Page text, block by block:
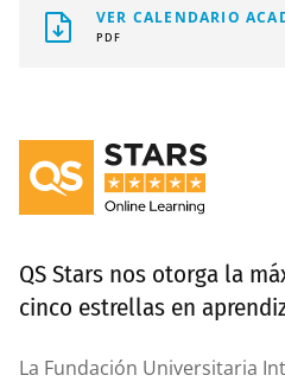
VER CALENDARIO
PDF
QS Stars nos otorga la
cinco estrellas en
La Fundación Universitaria